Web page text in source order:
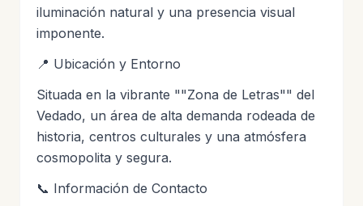
iluminación natural y una presencia visual
imponente.
📍 Ubicación y Entorno
Situada en la vibrante ""Zona de Letras"" del
Vedado, un área de alta demanda rodeada de
historia, centros culturales y una atmósfera
cosmopolita y segura.
📞 Información de Contacto